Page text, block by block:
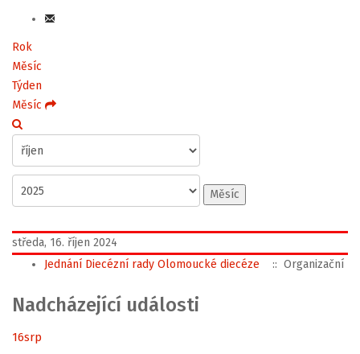
Rok
Měsíc
Týden
Měsíc
Měsíc
středa, 16. říjen 2024
Jednání Diecézní rady Olomoucké diecéze
:: Organizační
Nadcházející události
16srp